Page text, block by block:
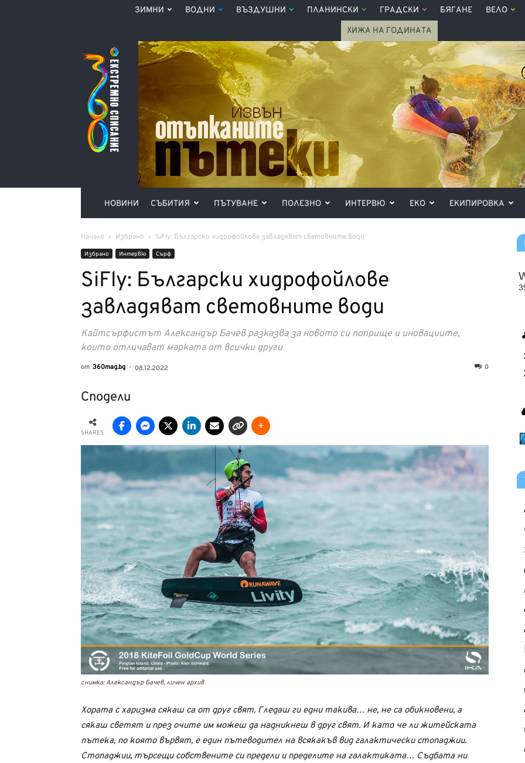
ЗИМНИ ВОДНИ ВЪЗДУШНИ ПЛАНИНСКИ ГРАДСКИ БЯГАНЕ ВЕЛО
ХИЖА НА ГОДИНАТА
Списание
360°
НОВИНИ СЪБИТИЯ ПЪТУВАНЕ ПОЛЕЗНО ИНТЕРВЮ ЕКО ЕКИПИРОВКА
Начало Избрано SiFly: Български хидрофойлове завладяват световните води
Избрано Интервю Сърф
SiFly: Български хидрофойлове
завладяват световните води
Кайтсърфистът Александър Бачев разказва за новото си поприще и иновациите,
които отличават марката от всички други
от 360mag.bg - 08.12.2022 0
Сподели
SHARES
снимка: Александър Бачев, личен архив
Хората с харизма сякаш са от друг свят. Гледаш ги едни такива… не, не са обикновени, а
сякаш светят и през очите им можеш да надникнеш в друг свят. И като че ли житейската
пътека, по която вървят, е един пътеводител на всякакъв вид галактически стопаджии.
Стопаджии, търсещи собствените си предели и пределите на галактиката… Съдбата ни